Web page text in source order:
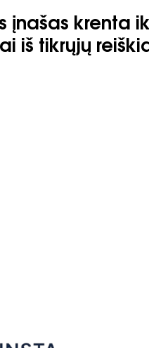
įnašas krenta
iš tikrųjų